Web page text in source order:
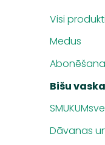
Visi produkti
Medus
Abonēšana
Bišu
Dāvanas